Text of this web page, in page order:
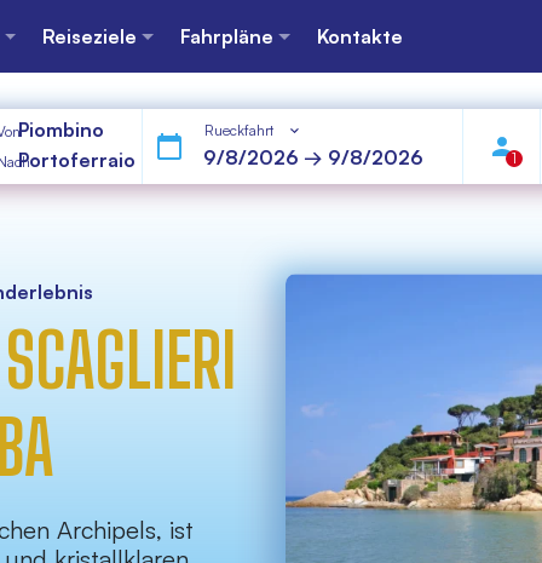
Reiseziele Fahrpläne Kontakte
Piombino
Portoferraio
Rueckfahrt
1
Archipels, ist